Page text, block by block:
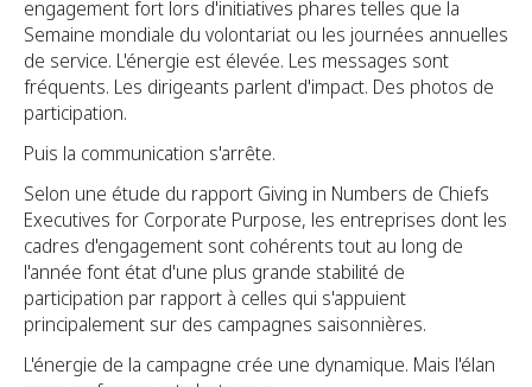
engagement fort lors d'initiatives phares telles que la
Semaine mondiale du volontariat ou les journées annuelles
de service. L'énergie est élevée. Les messages sont
fréquents. Les dirigeants parlent d'impact. Des photos de
participation.
Puis la communication s'arrête.
Selon une étude du rapport Giving in Numbers de Chiefs
Executives for Corporate Purpose, les entreprises dont les
cadres d'engagement sont cohérents tout au long de
l'année font état d'une plus grande stabilité de
participation par rapport à celles qui s'appuient
principalement sur des campagnes saisonnières.
L'énergie de la campagne crée une dynamique. Mais l'élan